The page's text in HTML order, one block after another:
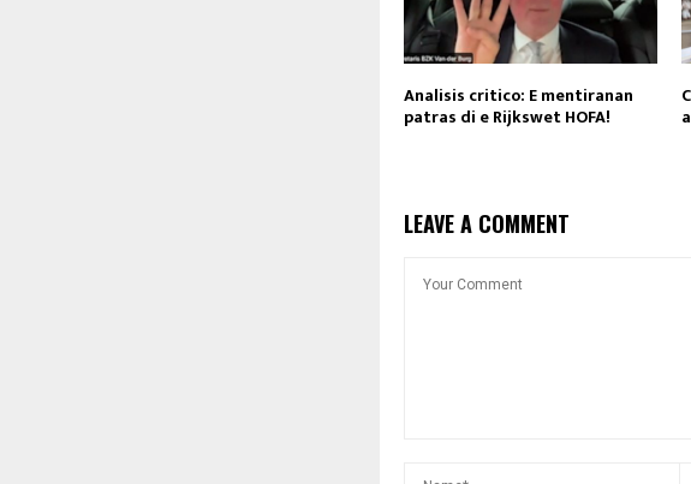
Analisis critico: E mentiranan
patras di e Rijkswet HOFA!
LEAVE A COMMENT